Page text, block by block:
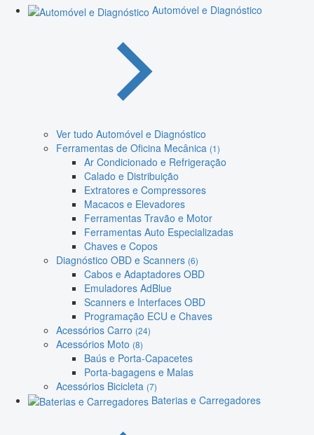
Automóvel e Diagnóstico
Ver tudo Automóvel e Diagnóstico
Ferramentas de Oficina Mecânica (1)
Ar Condicionado e Refrigeração
Calado e Distribuição
Extratores e Compressores
Macacos e Elevadores
Ferramentas Travão e Motor
Ferramentas Auto Especializadas
Chaves e Copos
Diagnóstico OBD e Scanners (6)
Cabos e Adaptadores OBD
Emuladores AdBlue
Scanners e Interfaces OBD
Programação ECU e Chaves
Acessórios Carro (24)
Acessórios Moto (8)
Baús e Porta-Capacetes
Porta-bagagens e Malas
Acessórios Bicicleta (7)
Baterias e Carregadores